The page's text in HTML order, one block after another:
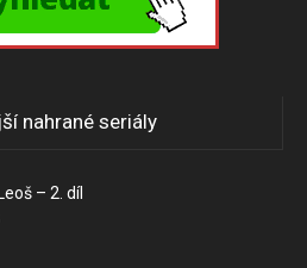
nahrané seriály
– 2. díl